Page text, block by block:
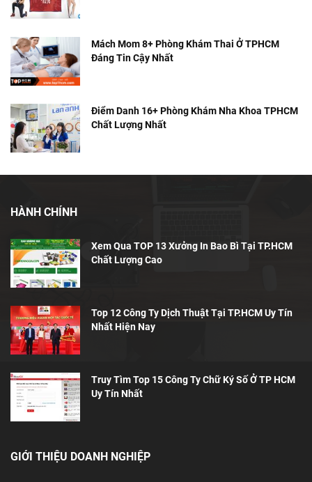
Mách Mom 8+ Phòng Khám Thai Ở TPHCM
Đáng Tin Cậy Nhất
Điểm Danh 16+ Phòng Khám Nha Khoa TPHCM
Chất Lượng Nhất
HÀNH CHÍNH
Xem Qua TOP 13 Xưởng In Bao Bì Tại TP.HCM
Chất Lượng Cao
Top 12 Công Ty Dịch Thuật Tại TP.HCM Uy Tín
Nhất Hiện Nay
Truy Tìm Top 15 Công Ty Chữ Ký Số Ở TP HCM
Uy Tín Nhất
GIỚI THIỆU DOANH NGHIỆP